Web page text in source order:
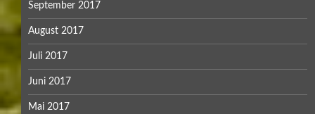
September 2017
August 2017
Juli 2017
Juni 2017
Mai 2017